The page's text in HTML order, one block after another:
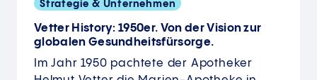
Strategie & Unternehmen
Vetter History: 1950er. Von der Vision zur
globalen Gesund­heits­fürsorge.
Im Jahr 1950 pachtete der Apotheker